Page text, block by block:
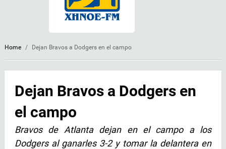
Home / Dejan Bravos a Dodgers en el campo
Dejan Bravos a Dodgers en
el campo
Bravos de Atlanta dejan en el campo a los
Dodgers al ganarles 3-2 y tomar la delantera en